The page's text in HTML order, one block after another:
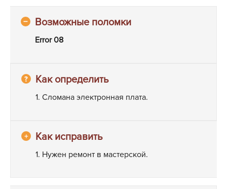
Error 08
1. Сломана электронная плата.
1. Нужен ремонт в мастерской.